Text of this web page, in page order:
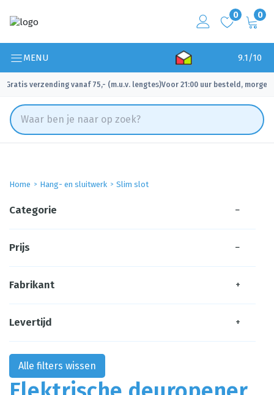
0 0
MENU 9.1/10
Gratis verzending vanaf 75,- (m.u.v. lengtes)
✓ Voor 21:00 uur besteld, morgen
Home Hang- en sluitwerk Slim slot
Categorie −
Prijs −
Fabrikant +
Levertijd +
Alle filters wissen